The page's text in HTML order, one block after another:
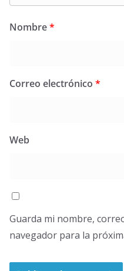
Nombre*
Correo electrónico *
Web
Guarda mi nombre,
navegador para la